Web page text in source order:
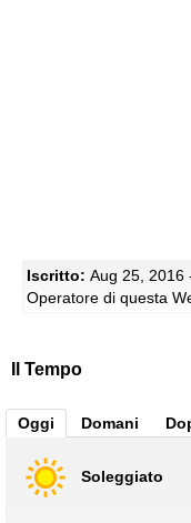
Iscritto: Aug 25, 2016
Operatore di questa
Il Tempo
Oggi Domani
Soleggiato